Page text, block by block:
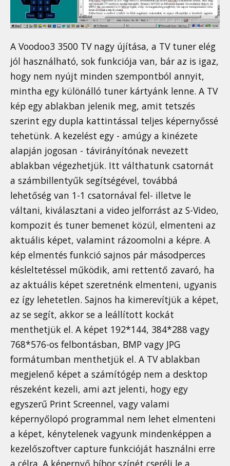
A Voodoo3 3500 TV nagy újítása, a TV tuner elég
jól használható, sok funkciója van, bár az is igaz,
hogy nem nyújt minden szempontból annyit,
mintha egy különálló tuner kártyánk lenne. A TV
kép egy ablakban jelenik meg, amit tetszés
szerint egy dupla kattintással teljes képernyőssé
tehetünk. A kezelést egy - amúgy a kinézete
alapján jogosan - távirányítónak nevezett
ablakban végezhetjük. Itt válthatunk csatornát
a számbillentyűk segítségével, továbbá
lehetőség van 1-1 csatornával fel- illetve le
váltani, kiválasztani a video jelforrást az S-Video,
kompozit és tuner bemenet közül, elmenteni az
aktuális képet, valamint rázoomolni a képre. A
kép elmentés funkció sajnos pár másodperces
késleltetéssel működik, ami rettentő zavaró, ha
az aktuális képet szeretnénk elmenteni, ugyanis
ez így lehetetlen. Sajnos ha kimerevítjük a képet,
az se segít, akkor se a leállított kockát
menthetjük el. A képet 192*144, 384*288 vagy
768*576-os felbontásban, BMP vagy JPG
formátumban menthetjük el. A TV ablakban
megjelenő képet a számítógép nem a desktop
részeként kezeli, ami azt jelenti, hogy egy
egyszerű Print Screennel, vagy valami
képernyőlopó programmal nem lehet elmenteni
a képet, kénytelenek vagyunk mindenképpen a
kezelőszoftver capture funkcióját használni erre
a célra. A képernyő bíbor színét cseréli le a